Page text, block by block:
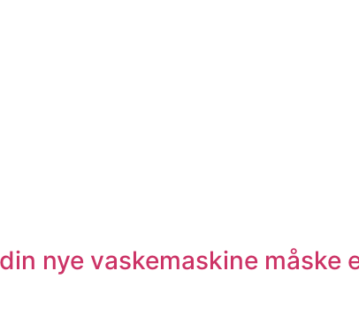
nye vaskemaskine måske